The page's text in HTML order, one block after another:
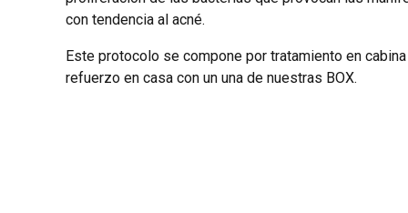
con tendencia al acné.
Este protocolo se compone por tratamiento en
refuerzo en casa con un una de nuestras BOX.